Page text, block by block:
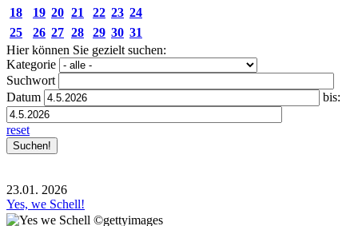
18
19 20 21 22 23 24
25
26 27 28 29 30 31
Hier können Sie gezielt suchen:
Kategorie
Suchwort
Datum
bis:
reset
23.01. 2026
Yes, we Schell!